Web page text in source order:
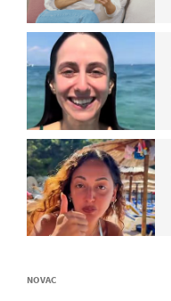
NOVAC